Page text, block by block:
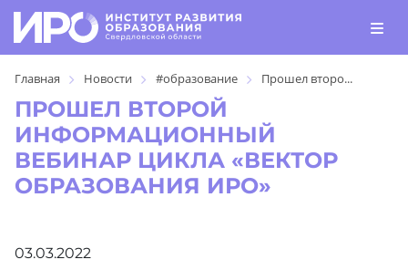
Главная Новости #образование Прошел второ...
ПРОШЕЛ ВТОРОЙ
ИНФОРМАЦИОННЫЙ
ВЕБИНАР ЦИКЛА «ВЕКТОР
ОБРАЗОВАНИЯ ИРО»
03.03.2022